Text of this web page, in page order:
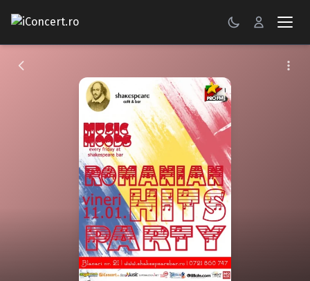
CONCERTE